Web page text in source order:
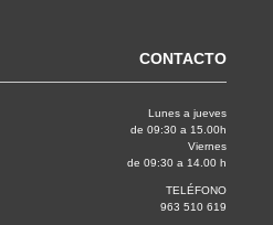
CONTACTO
Lunes a jueves
de 09:30 a 15.00h
Viernes
de 09:30 a 14.00 h
TELÉFONO
963 510 619